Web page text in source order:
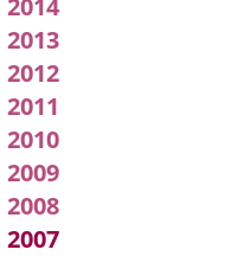
2014
2013
2012
2011
2010
2009
2008
2007